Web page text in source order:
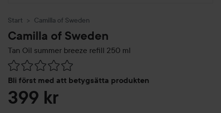
Start Camilla of Sweden
Camilla of Sweden
Tan Oil summer breeze refill 250 ml
Bli först med att betygsätta produkten
Hoppa till Betyg & kommentarer
399 kr